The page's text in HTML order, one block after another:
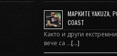
МАРКИТЕ YAKUZA,
COAST
Както и други
вече са …[...]